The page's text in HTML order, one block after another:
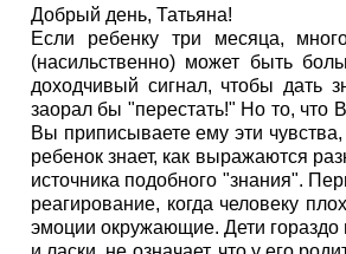
Добрый день, Татьяна!
Если ребенку три месяца,
(насильственно) может быть
доходчивый сигнал, чтобы дать
заорал бы "перестать!" Но то, что
Вы приписываете ему эти
ребенок знает, как выражаются
источника подобного "знания".
реагирование, когда человеку
эмоции окружающие. Дети